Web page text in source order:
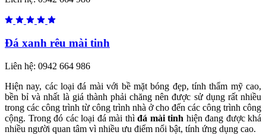
Đá xanh rêu mài tinh
Liên hệ: 0942 664 986
Hiện nay, các loại đá mài với bề mặt bóng đẹp, tính thẩm mỹ cao,
bền bỉ và nhất là giá thành phải chăng nên được sử dụng rất nhiều
trong các công trình từ công trình nhà ở cho đến các công trình công
cộng. Trong đó các loại đá mài thì đá mài tinh hiện đang được khá
nhiều người quan tâm vì nhiều ưu điểm nổi bật, tính ứng dụng cao.